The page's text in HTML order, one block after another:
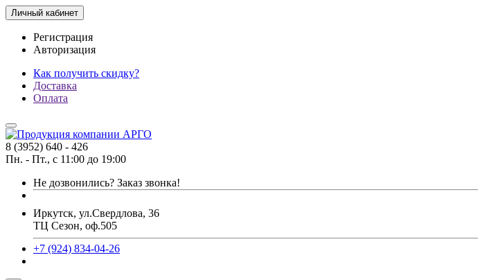
Личный кабинет
Регистрация
Авторизация
Как получить скидку?
Доставка
Оплата
8 (3952) 640 - 426
Пн. - Пт., с 11:00 до 19:00
Не дозвонились? Заказ звонка!
Иркутск, ул.Свердлова, 36
ТЦ Сезон, оф.505
+7 (924) 834-04-26